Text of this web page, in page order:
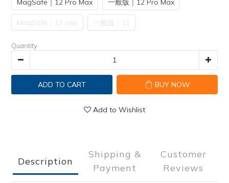
MagSafe｜12 Pro Max 一般版｜12 Pro Max
MagSafe｜12 mini 一般版｜11
Quantity
ADD TO CART BUY NOW
Add to Wishlist
Description
Shipping &
Payment
Customer
Reviews